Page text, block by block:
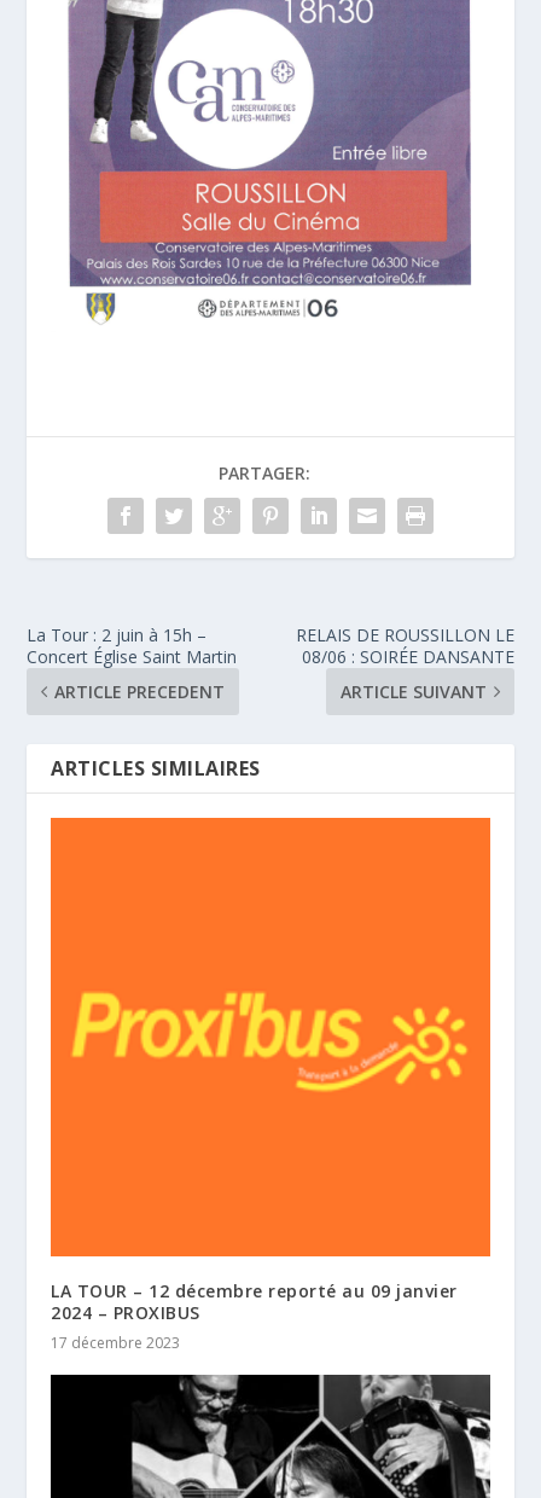
PARTAGER:
La Tour : 2 juin à 15h –
Concert Église Saint Martin
ARTICLE PRECEDENT
RELAIS DE ROUSSILLON LE
08/06 : SOIRÉE DANSANTE
ARTICLE SUIVANT
ARTICLES SIMILAIRES
LA TOUR – 12 décembre reporté au 09 janvier
2024 – PROXIBUS
17 décembre 2023